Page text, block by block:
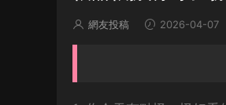
網友投稿 2026-04-07